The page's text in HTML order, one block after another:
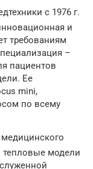
с 1976 г.
и
требованиям
–
пациентов
Ее
mini,
по всему
тепловые модели